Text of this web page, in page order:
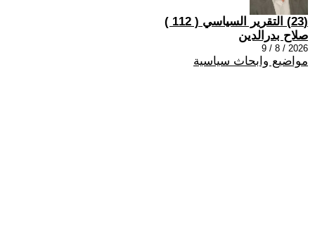
(23) التقرير السياسي ( 112 )
صلاح بدرالدين
2026 / 8 / 9
مواضيع وابحاث سياسية